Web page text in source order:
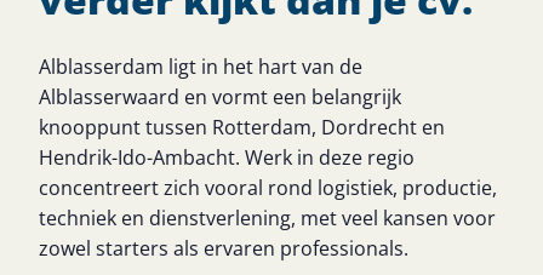
Alblasserdam ligt in het hart van de
Alblasserwaard en vormt een belangrijk
knooppunt tussen Rotterdam, Dordrecht en
Hendrik-Ido-Ambacht. Werk in deze regio
concentreert zich vooral rond logistiek, productie,
techniek en dienstverlening, met veel kansen voor
zowel starters als ervaren professionals.